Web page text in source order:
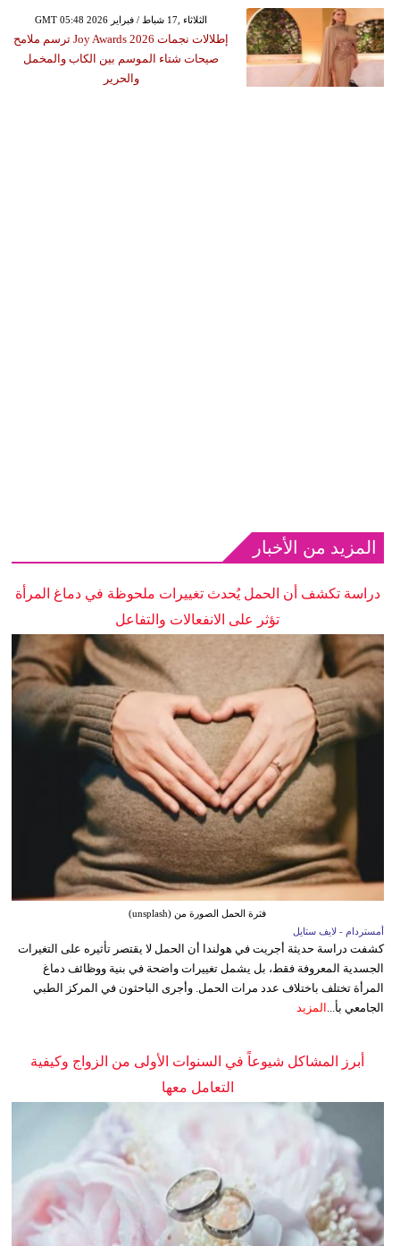
GMT 05:48 2026 الثلاثاء ,17 شباط / فبراير
إطلالات نجمات Joy Awards 2026 ترسم ملامح
صيحات شتاء الموسم بين الكاب والمخمل
والحرير
المزيد من الأخبار
دراسة تكشف أن الحمل يُحدث تغييرات ملحوظة في دماغ المرأة
تؤثر على الانفعالات والتفاعل
فترة الحمل الصورة من (unsplash)
أمستردام - لايف ستايل
كشفت دراسة حديثة أجريت في هولندا أن الحمل لا يقتصر تأثيره على التغيرات
الجسدية المعروفة فقط، بل يشمل تغييرات واضحة في بنية ووظائف دماغ
المرأة تختلف باختلاف عدد مرات الحمل. وأجرى الباحثون في المركز الطبي
الجامعي بأ... المزيد
أبرز المشاكل شيوعاً في السنوات الأولى من الزواج وكيفية
التعامل معها